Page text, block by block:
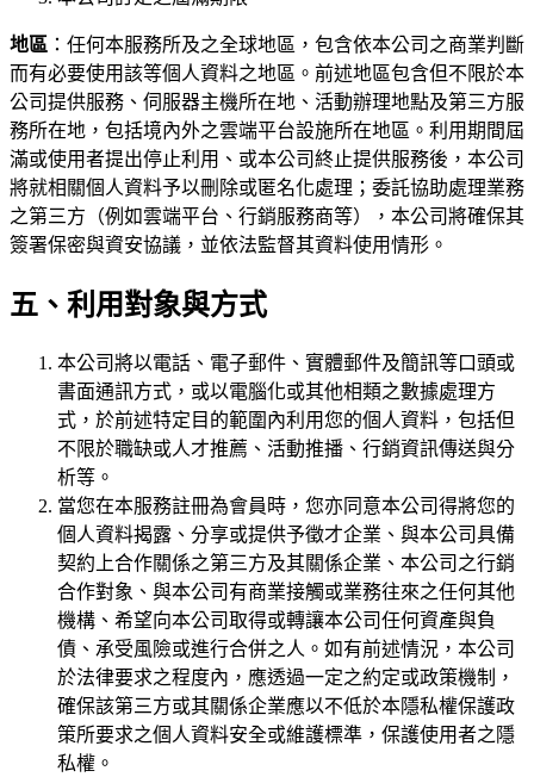
地區 ：任何本服務所及之全球地區，包含依本公司之商業判斷
而有必要使用該等個人資料之地區。前述地區包含但不限於本
公司提供服務、伺服器主機所在地、活動辦理地點及第三方服
務所在地，包括境內外之雲端平台設施所在地區。利用期間屆
滿或使用者提出停止利用、或本公司終止提供服務後，本公司
將就相關個人資料予以刪除或匿名化處理；委託協助處理業務
之第三方（例如雲端平台、行銷服務商等），本公司將確保其
簽署保密與資安協議，並依法監督其資料使用情形。
五、利用對象與方式
本公司將以電話、電子郵件、實體郵件及簡訊等口頭或
書面通訊方式，或以電腦化或其他相類之數據處理方
式，於前述特定目的範圍內利用您的個人資料，包括但
不限於職缺或人才推薦、活動推播、行銷資訊傳送與分
析等。
當您在本服務註冊為會員時，您亦同意本公司得將您的
個人資料揭露、分享或提供予徵才企業、與本公司具備
契約上合作關係之第三方及其關係企業、本公司之行銷
合作對象、與本公司有商業接觸或業務往來之任何其他
機構、希望向本公司取得或轉讓本公司任何資產與負
債、承受風險或進行合併之人。如有前述情況，本公司
於法律要求之程度內，應透過一定之約定或政策機制，
確保該第三方或其關係企業應以不低於本隱私權保護政
策所要求之個人資料安全或維護標準，保護使用者之隱
私權。